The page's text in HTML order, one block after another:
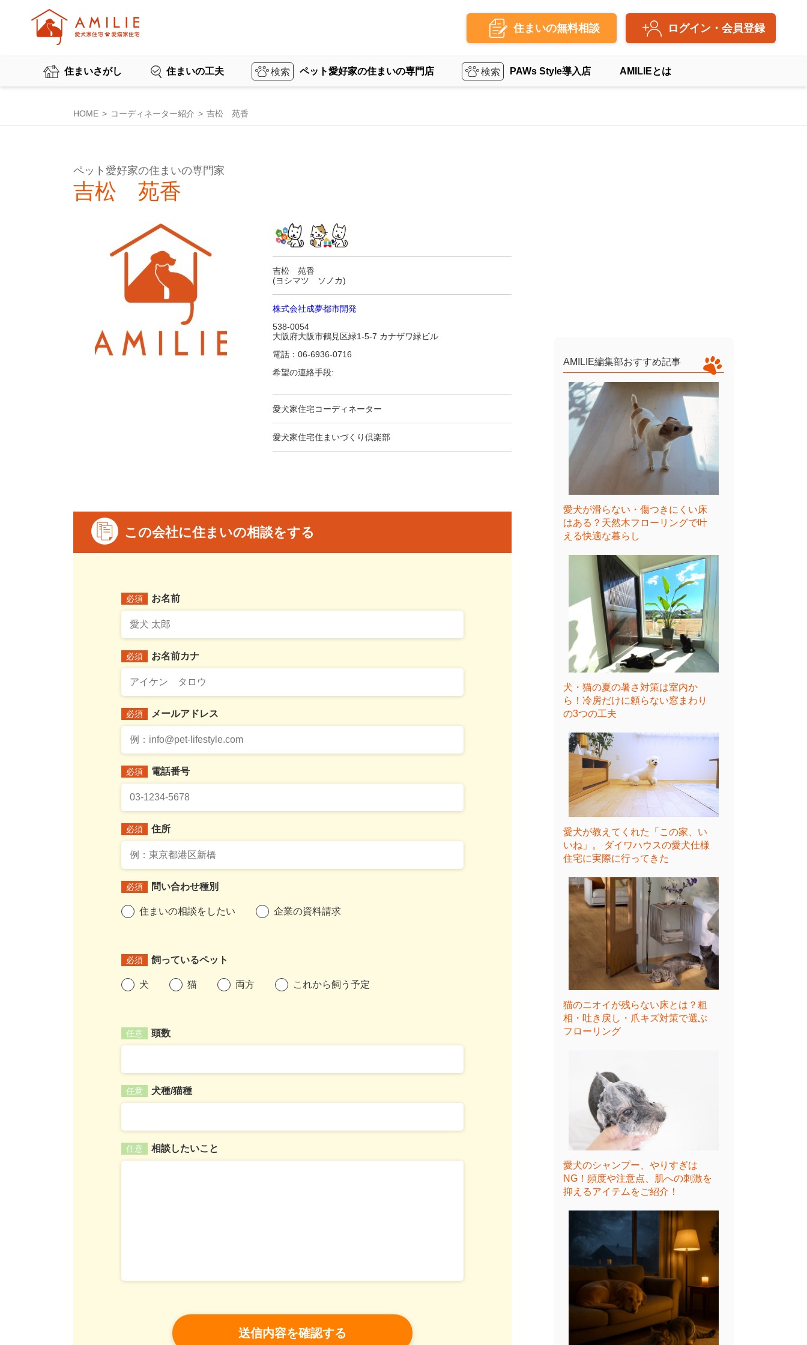
住まいの無料相談 ログイン・会員登録
住まいさがし 住まいの工夫 ペット愛好家の住まいの専門店 PAWs Style導入店 AMILIEとは
HOME コーディネーター紹介 吉松 苑香
ペット愛好家の住まいの専門家
吉松 苑香
吉松 苑香
(ヨシマツ ソノカ)
株式会社成夢都市開発
538-0054
大阪府大阪市鶴見区緑1-5-7 カナザワ緑ビル
電話：06-6936-0716
希望の連絡手段:
愛犬家住宅コーディネーター
愛犬家住宅住まいづくり倶楽部
この会社に住まいの相談をする
必須 お名前
必須 お名前カナ
必須 メールアドレス
必須 電話番号
必須 住所
必須 問い合わせ種別
住まいの相談をしたい 企業の資料請求
必須 飼っているペット
犬 猫 両方 これから飼う予定
任意 頭数
任意 犬種/猫種
任意 相談したいこと
AMILIE編集部おすすめ記事
愛犬が滑らない・傷つきにくい床
はある？天然木フローリングで叶
える快適な暮らし
犬・猫の夏の暑さ対策は室内か
ら！冷房だけに頼らない窓まわり
の3つの工夫
愛犬が教えてくれた「この家、い
いね」。 ダイワハウスの愛犬仕様
住宅に実際に行ってきた
猫のニオイが残らない床とは？粗
相・吐き戻し・爪キズ対策で選ぶ
フローリング
愛犬のシャンプー、やりすぎは
NG！頻度や注意点、肌への刺激を
抑えるアイテムをご紹介！